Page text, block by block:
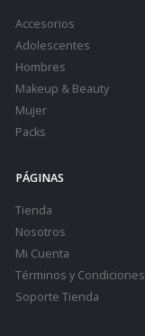
Accesorios
Adolescentes
Hombres
Makeup & Beauty
Mujer
Packs
PÁGINAS
Tienda
Nosotros
Mi Cuenta
Términos y Condiciones
Soporte Tienda